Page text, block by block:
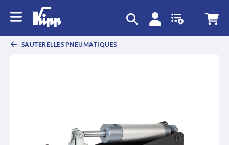
SAUTERELLES PNEUMATIQUES